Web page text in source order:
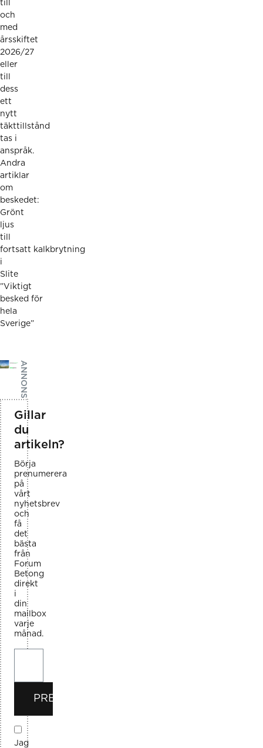
till
och
med
årsskiftet
2026/27
eller
till
dess
ett
nytt
täkttillstånd
tas i
anspråk.
Andra
artiklar
om
beskedet:
Grönt
ljus
till
fortsatt kalkbrytning
i
Slite
”Viktigt
besked för
hela
Sverige”
ANNONS
Gillar
du
artikeln?
Börja
prenumerera
på
vårt
nyhetsbrev
och
få
det
bästa
från
Forum
Betong
direkt
i
din
mailbox
varje
månad.
PRENUMERERA
Jag